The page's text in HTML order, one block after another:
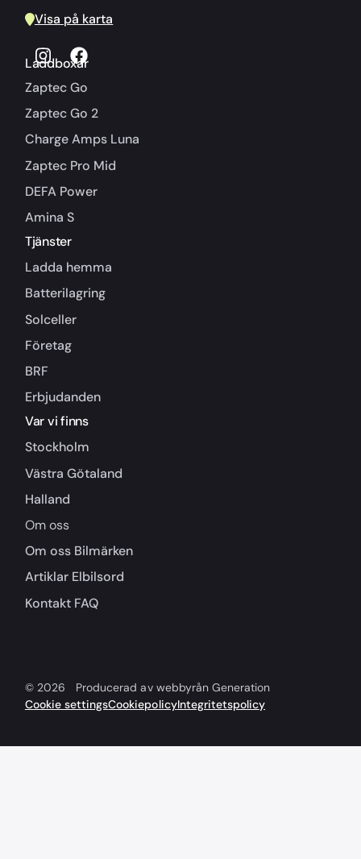
Visa på karta
Laddboxar
Zaptec Go
Zaptec Go 2
Charge Amps Luna
Zaptec Pro Mid
DEFA Power
Amina S
Tjänster
Ladda hemma
Batterilagring
Solceller
Företag
BRF
Erbjudanden
Var vi finns
Stockholm
Västra Götaland
Halland
Om oss
Om oss Bilmärken
Artiklar Elbilsord
Kontakt FAQ
© 2026
Producerad av webbyrån Generation
Cookie settingsCookiepolicyIntegritetspolicy